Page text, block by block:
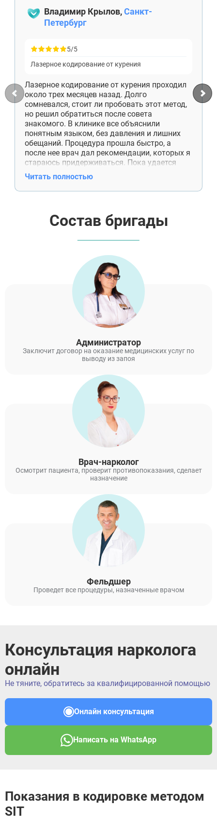
Владимир Крылов,Санкт-
Петербург
5/5
Лазерное кодирование от курения
Лазерное кодирование от курения проходил
около трех месяцев назад. Долго
сомневался, стоит ли пробовать этот метод,
но решил обратиться после совета
знакомого. В клинике все объяснили
понятным языком, без давления и лишних
обещаний. Процедура прошла быстро, а
после нее врач дал рекомендации, которых я
стараюсь придерживаться. Пока удается
обходиться без сигарет, и это лучший
результат за последние годы.
Читать полностью
Состав бригады
Администратор
Заключит договор на оказание медицинских услуг по
выводу из запоя
Врач-нарколог
Осмотрит пациента, проверит противопоказания, сделает
назначение
Фельдшер
Проведет все процедуры, назначенные врачом
Консультация нарколога
онлайн
Не тяните, обратитесь за квалифицированной помощью
Онлайн консультация
Написать на WhatsApp
Показания в кодировке методом
SIT
ЗАДАТЬ ВОПРОС
перезвоним